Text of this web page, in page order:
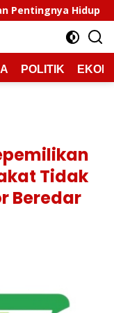
Polda Sultra
POLITIK
Tidak
Beredar